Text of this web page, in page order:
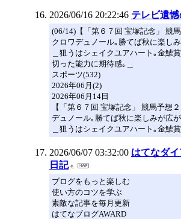
2026/06/16 20:22:46 テレビ遺
(06/14)【「第６７回 宝塚記念」 競
クロワデュノール｡勝てば秋に楽し
＿狙うはシェイクユアハート｡金鯱
切った能力に期待感｡＿
スポーツ(532)
2026年06月(2)
2026年06月14日
【「第６７回 宝塚記念」 競馬予想
デュノール｡勝てば秋に楽しみが広が
＿狙うはシェイクユアハート｡金鯱
2026/06/07 03:32:00 はてなダ
日記
ブログをもっと楽しむ
使い方のコツを学ぶ
素敵な記事を毎月更新
はてなブログAWARD